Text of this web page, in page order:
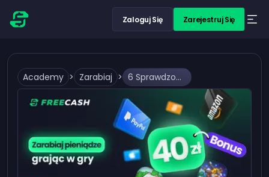
Zaloguj Się Zarejestruj Się
Academy > Zarabiaj > 6 Sprawdzonych Sposobów na Zarabianie Pieniędzy przez Czytanie Książek Online